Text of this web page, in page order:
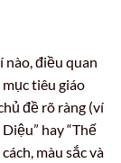
điều quan
tiêu giáo
đề rõ ràng (ví
hay “Thế
màu sắc và